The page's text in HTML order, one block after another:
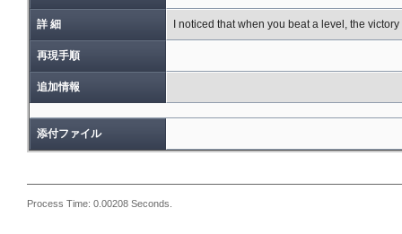
詳 細 I noticed that when you beat a level, the
再現手順
追加情報
添付ファイル
Process Time: 0.00208 Seconds.